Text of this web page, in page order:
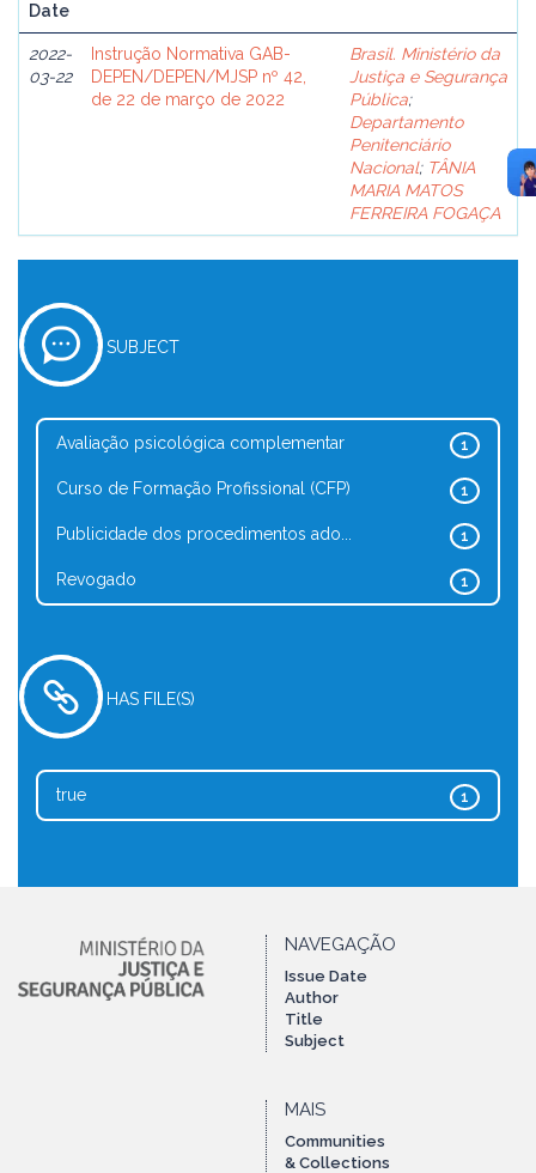
Date
2022-
03-22
Instrução Normativa GAB-
DEPEN/DEPEN/MJSP nº 42,
de 22 de março de 2022
Brasil. Ministério da
Justiça e Segurança
Pública;
Departamento
Penitenciário
Nacional; TÂNIA
MARIA MATOS
FERREIRA FOGAÇA
SUBJECT
1
Avaliação psicológica complementar
1
Curso de Formação Profissional (CFP)
1
Publicidade dos procedimentos ado...
1
Revogado
HAS FILE(S)
1
true
NAVEGAÇÃO
Issue Date
Author
Title
Subject
MAIS
Communities
& Collections